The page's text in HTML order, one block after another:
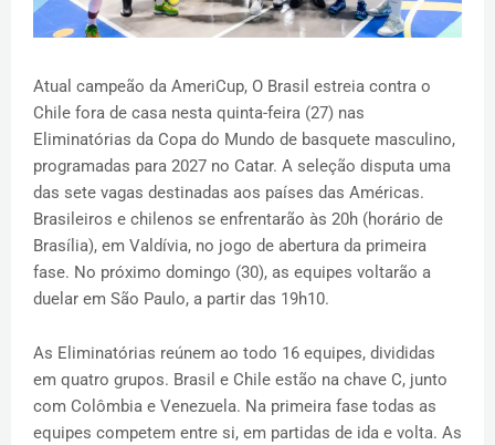
Atual campeão da AmeriCup, O Brasil estreia contra o
Chile fora de casa nesta quinta-feira (27) nas
Eliminatórias da Copa do Mundo de basquete masculino,
programadas para 2027 no Catar. A seleção disputa uma
das sete vagas destinadas aos países das Américas.
Brasileiros e chilenos se enfrentarão às 20h (horário de
Brasília), em Valdívia, no jogo de abertura da primeira
fase. No próximo domingo (30), as equipes voltarão a
duelar em São Paulo, a partir das 19h10.
As Eliminatórias reúnem ao todo 16 equipes, divididas
em quatro grupos. Brasil e Chile estão na chave C, junto
com Colômbia e Venezuela. Na primeira fase todas as
equipes competem entre si, em partidas de ida e volta. As